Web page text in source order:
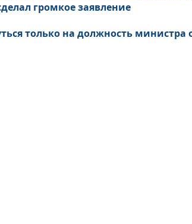
громкое заявление
только на должность